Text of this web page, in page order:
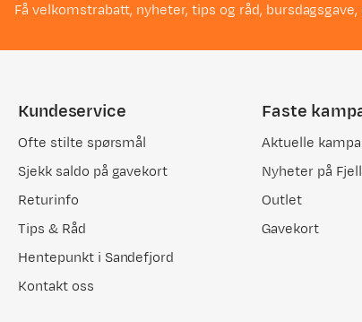
Få velkomstrabatt, nyheter, tips og råd,
Kundeservice
Ofte stilte spørsmål
Sjekk saldo på gavekort
Returinfo
Tips & Råd
Hentepunkt i Sandefjord
Kontakt oss
Faste
Aktuelle
Nyheter på
Outlet
Gavekort